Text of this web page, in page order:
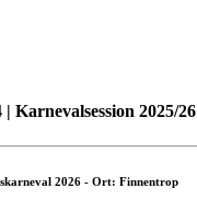
| Karnevalsession 2025/26
2026 - Ort: Finnentrop